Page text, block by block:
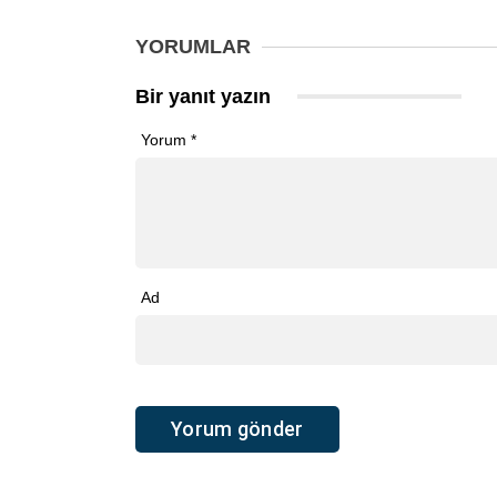
YORUMLAR
Bir yanıt yazın
Yorum *
Ad